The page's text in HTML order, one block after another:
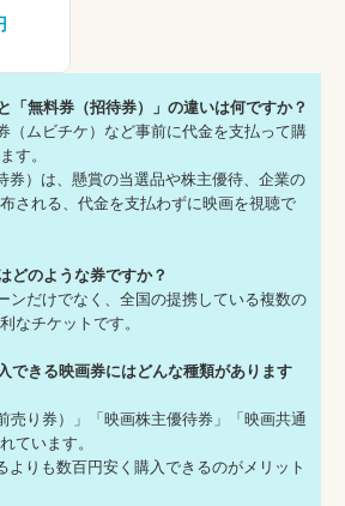
「無料券（招待券）」の違いは何ですか？
（ムビチケ）など事前に代金を支払って購
す。
）は、懸賞の当選品や株主優待、企業の
される、代金を支払わずに映画を視聴で
どのような券ですか？
ンだけでなく、全国の提携している複数の
なチケットです。
できる映画券にはどんな種類があります
売り券）」「映画株主優待券」「映画共通
ています。
りも数百円安く購入できるのがメリット